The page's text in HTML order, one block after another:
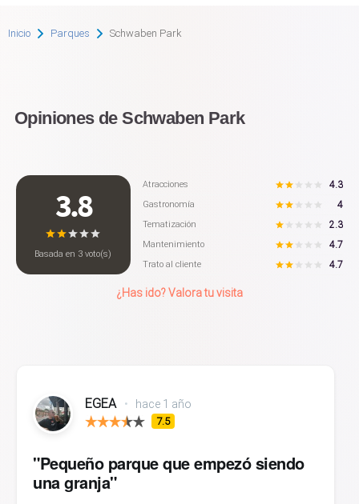
Inicio Parques Schwaben Park
Opiniones de Schwaben Park
3.8
Basada en 3 voto(s)
Atracciones 4.3
Gastronomía 4
Tematización 2.3
Mantenimiento 4.7
Trato al cliente 4.7
¿Has ido? Valora tu visita
EGEA • hace 1 año
7.5
"Pequeño parque que empezó siendo
una granja"